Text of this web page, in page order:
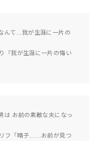
んて…我が生涯に一片の
「我が生涯に一片の悔い
お前の素敵な夫になっ
リフ「晴子……お前が見つ